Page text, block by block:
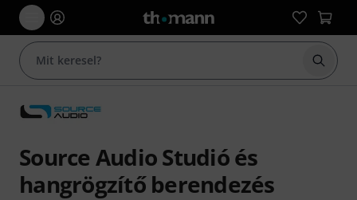
Source Audio Studió és
hangrögzítő berendezés